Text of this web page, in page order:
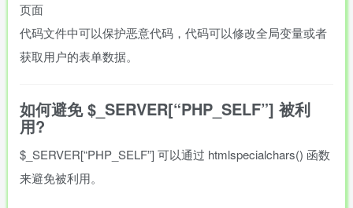
页面
代码文件中可以保护恶意代码，代码可以修改全局变量或者
获取用户的表单数据。
如何避免 $_SERVER[“PHP_SELF”] 被利
用?
$_SERVER[“PHP_SELF”] 可以通过 htmlspecialchars() 函数
来避免被利用。